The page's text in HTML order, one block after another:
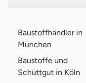
Baustoffhändler in
München
Baustoffe und
Schüttgut in Köln